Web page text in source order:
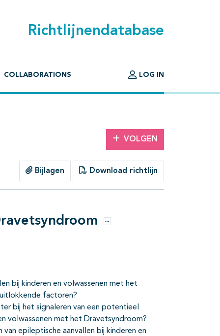
Richtlijnendatabase
COLLABORATIONS LOG IN
VOLGEN
Bijlagen Download richtlijn
Opties
bij kinderen en volwassenen met het
factoren?
bij het signaleren van een potentieel
volwassenen met het Dravetsyndroom?
epileptische aanvallen bij kinderen en